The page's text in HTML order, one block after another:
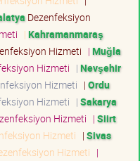
Dezenfeksiyon
| Kahramanmaraş
Hizmeti | Muğla
Hizmeti | Nevşehir
Hizmeti | Ordu
Hizmeti | Sakarya
Hizmeti | Siirt
Hizmeti | Sivas
Hizmeti |